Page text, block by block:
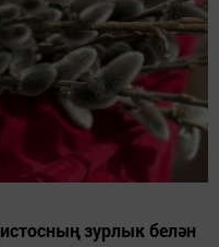
зурлык белән